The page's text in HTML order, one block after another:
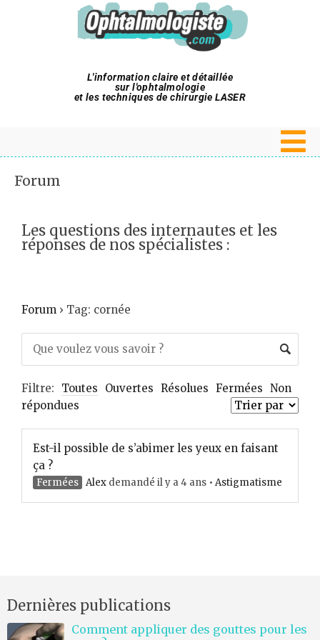
L'information claire et détaillée
sur l'ophtalmologie
et les techniques de chirurgie LASER
Forum
Les questions des internautes et les
réponses de nos spécialistes :
Forum › Tag: cornée
Filtre: Toutes Ouvertes Résolues Fermées Non
répondues
Est-il possible de s’abimer les yeux en faisant
ça ?
Fermées Alex demandé il y a 4 ans • Astigmatisme
Dernières publications
Comment appliquer des gouttes pour les